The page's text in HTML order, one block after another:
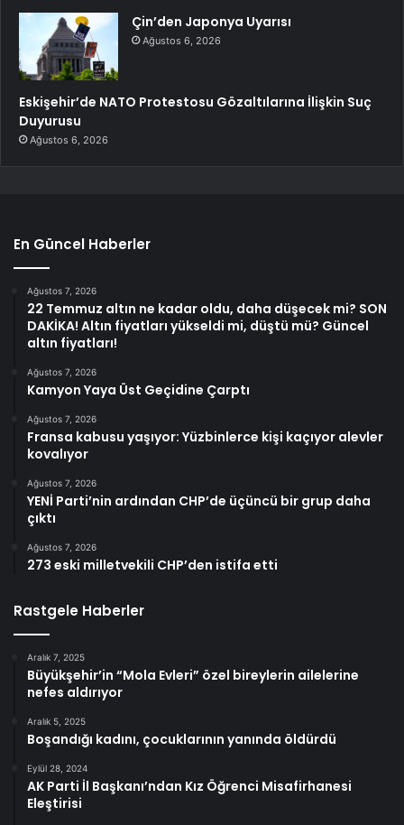
Çin’den Japonya Uyarısı
Ağustos 6, 2026
Eskişehir’de NATO Protestosu Gözaltılarına İlişkin Suç
Duyurusu
Ağustos 6, 2026
En Güncel Haberler
Ağustos 7, 2026
22 Temmuz altın ne kadar oldu, daha düşecek mi? SON
DAKİKA! Altın fiyatları yükseldi mi, düştü mü? Güncel
altın fiyatları!
Ağustos 7, 2026
Kamyon Yaya Üst Geçidine Çarptı
Ağustos 7, 2026
Fransa kabusu yaşıyor: Yüzbinlerce kişi kaçıyor alevler
kovalıyor
Ağustos 7, 2026
YENİ Parti’nin ardından CHP’de üçüncü bir grup daha
çıktı
Ağustos 7, 2026
273 eski milletvekili CHP’den istifa etti
Rastgele Haberler
Aralık 7, 2025
Büyükşehir’in “Mola Evleri” özel bireylerin ailelerine
nefes aldırıyor
Aralık 5, 2025
Boşandığı kadını, çocuklarının yanında öldürdü
Eylül 28, 2024
AK Parti İl Başkanı’ndan Kız Öğrenci Misafirhanesi
Eleştirisi